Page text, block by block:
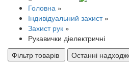
Головна »
Індивідуальний захист »
Захист рук »
Рукавички діелектричні
Фільтр товарів
Останні